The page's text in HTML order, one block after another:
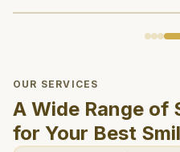
OUR SERVICES
A Wide Range of
for Your Best